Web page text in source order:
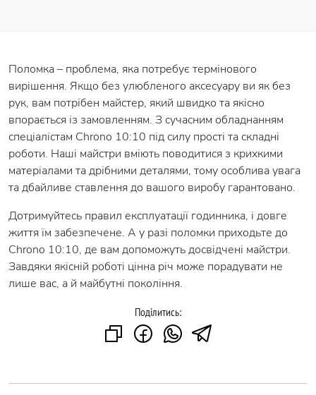
Поломка – проблема, яка потребує термінового
вирішення. Якщо без улюбленого аксесуару ви як без
рук, вам потрібен майстер, який швидко та якісно
впорається із замовленням. З сучасним обладнанням
спеціалістам Chrono 10:10 під силу прості та складні
роботи. Наші майстри вміють поводитися з крихкими
матеріалами та дрібними деталями, тому особлива увага
та дбайливе ставлення до вашого виробу гарантовано.
Дотримуйтесь правил експлуатації годинника, і довге
життя їм забезпечене. А у разі поломки приходьте до
Chrono 10:10, де вам допоможуть досвідчені майстри.
Завдяки якісній роботі цінна річ може порадувати не
лише вас, а й майбутні покоління.
Поділитись: